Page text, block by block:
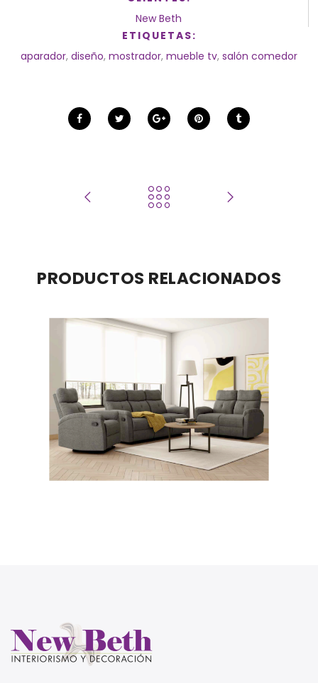
New Beth
ETIQUETAS:
aparador, diseño, mostrador, mueble tv, salón comedor
PRODUCTOS RELACIONADOS